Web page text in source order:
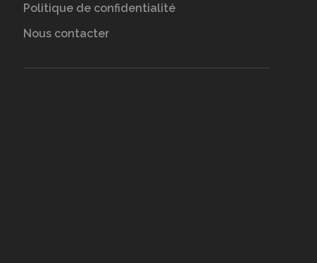
Politique de confidentialité
Nous contacter